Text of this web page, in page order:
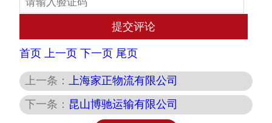
首页 上一页 下一页 尾页
上一条：
上海家正物流有限公司
下一条： 昆山博驰运输有限公司